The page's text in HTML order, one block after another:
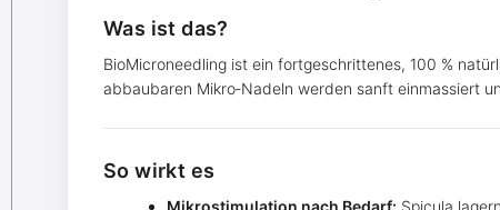
Was ist das?
BioMicroneedling ist ein fortgeschrittenes, 100 %
abbaubaren Mikro‑Nadeln werden sanft einmassiert
So wirkt es
Mikrostimulation nach Bedarf: Spicula